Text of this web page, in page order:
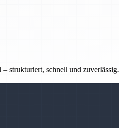
strukturiert, schnell und zuverlässig.